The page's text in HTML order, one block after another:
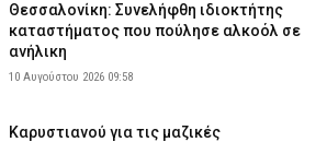
Θεσσαλονίκη: Συνελήφθη ιδιοκτήτης
καταστήματος που πούλησε αλκοόλ σε
ανήλικη
10 Αυγούστου 2026 09:58
Καρυστιανού για τις μαζικές